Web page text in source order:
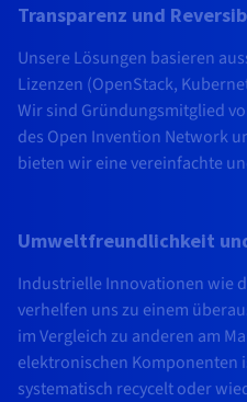
Transparenz und
Unsere Lösungen basieren
Lizenzen (OpenStack,
Wir sind Gründungsmitglied
des Open Invention Network
bieten wir eine vereinfachte
Umweltfreundlichkeit
Industrielle Innovationen wie
verhelfen uns zu einem
im Vergleich zu anderen am
elektronischen Komponenten
systematisch recycelt oder